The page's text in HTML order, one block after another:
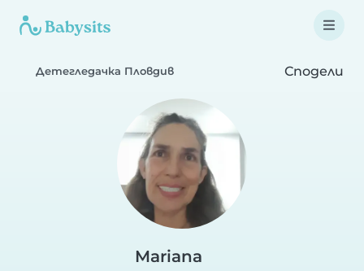
Детегледачка Пловдив Сподели
Mariana